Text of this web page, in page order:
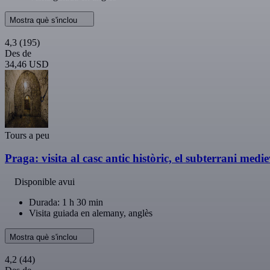
Mostra què s'inclou
4,3 (195)
Des de
34,46 USD
Tours a peu
Praga: visita al casc antic històric, el subterrani
Disponible avui
Durada: 1 h 30 min
Visita guiada en alemany, anglès
Mostra què s'inclou
4,2 (44)